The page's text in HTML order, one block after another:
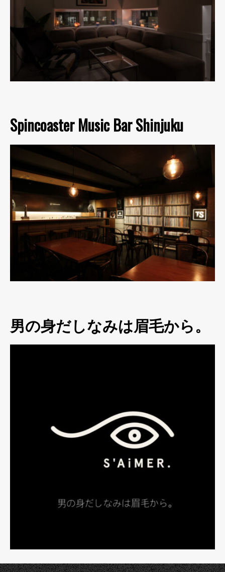
Spincoaster Music Bar Shinjuku
男の身だしなみは眉毛から。